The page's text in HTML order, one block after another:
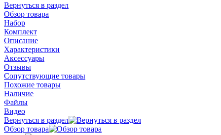
Вернуться в раздел
Обзор товара
Набор
Комплект
Описание
Характеристики
Аксессуары
Отзывы
Сопутствующие товары
Похожие товары
Наличие
Файлы
Видео
Вернуться в раздел
Обзор товара